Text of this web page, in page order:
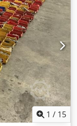
[st.]: 1
is exclusief
ondernemers
in de industriële
1 / 15